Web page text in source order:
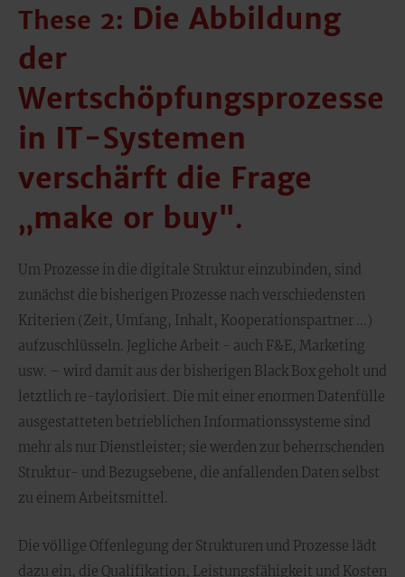
These 2: Die Abbildung
der
Wertschöpfungsprozesse
in IT-Systemen
verschärft die Frage
„make or buy".
Um Prozesse in die digitale Struktur einzubinden, sind
zunächst die bisherigen Prozesse nach verschiedensten
Kriterien (Zeit, Umfang, Inhalt, Kooperationspartner ...)
aufzuschlüsseln. Jegliche Arbeit - auch F&E, Marketing
usw. – wird damit aus der bisherigen Black Box geholt und
letztlich re-taylorisiert. Die mit einer enormen Datenfülle
ausgestatteten betrieblichen Informationssysteme sind
mehr als nur Dienstleister; sie werden zur beherrschenden
Struktur- und Bezugsebene, die anfallenden Daten selbst
zu einem Arbeitsmittel.
Die völlige Offenlegung der Strukturen und Prozesse lädt
dazu ein, die Qualifikation, Leistungsfähigkeit und Kosten